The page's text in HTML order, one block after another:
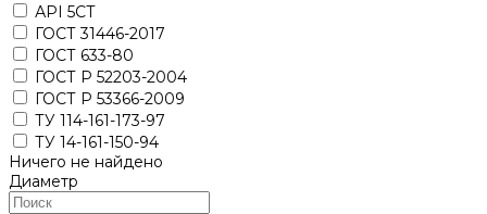
АРI 5СТ
ГОСТ 31446-2017
ГОСТ 633-80
ГОСТ Р 52203-2004
ГОСТ Р 53366-2009
ТУ 114-161-173-97
ТУ 14-161-150-94
Ничего не найдено
Диаметр